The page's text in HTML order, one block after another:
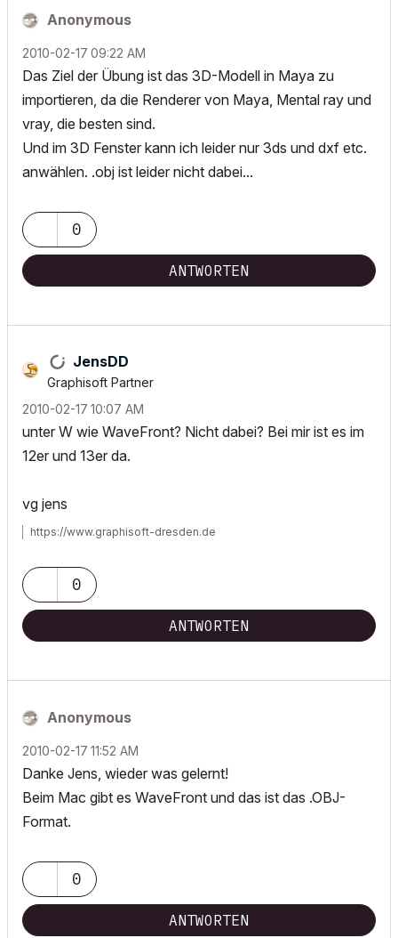
Anonymous
‎2010-02-17 09:22 AM
Das Ziel der Übung ist das 3D-Modell in Maya zu
importieren, da die Renderer von Maya, Mental ray und
vray, die besten sind.
Und im 3D Fenster kann ich leider nur 3ds und dxf etc.
anwählen. .obj ist leider nicht dabei...
0
ANTWORTEN
JensDD
Graphisoft Partner
‎2010-02-17 10:07 AM
unter W wie WaveFront? Nicht dabei? Bei mir ist es im
12er und 13er da.
vg jens
https://www.graphisoft-dresden.de
0
ANTWORTEN
Anonymous
‎2010-02-17 11:52 AM
Danke Jens, wieder was gelernt!
Beim Mac gibt es WaveFront und das ist das .OBJ-
Format.
0
ANTWORTEN